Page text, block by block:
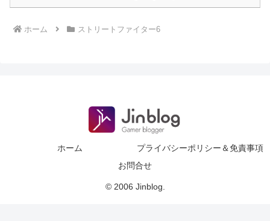
ホーム ストリートファイター6
ホーム
プライバシーポリシー＆免責事項
お問合せ
© 2006 Jinblog.